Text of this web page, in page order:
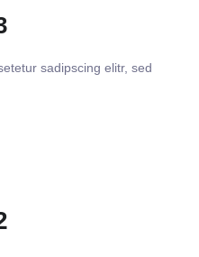
sadipscing elitr, sed